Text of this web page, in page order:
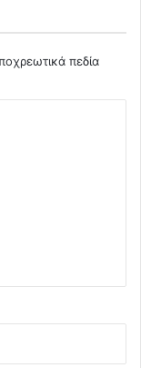
πεδία